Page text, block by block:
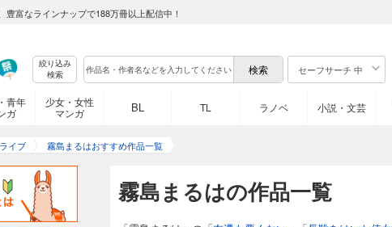
豊富なラインナップで188万冊以上配信中！
絞り込み
検索
セーフサーチ 中
青年
ガ
少女・女性
マンガ
BL TL ラノベ 小説・文芸
イブ 霧島まるはおすすめ作品一覧
霧島まるはの作品一覧